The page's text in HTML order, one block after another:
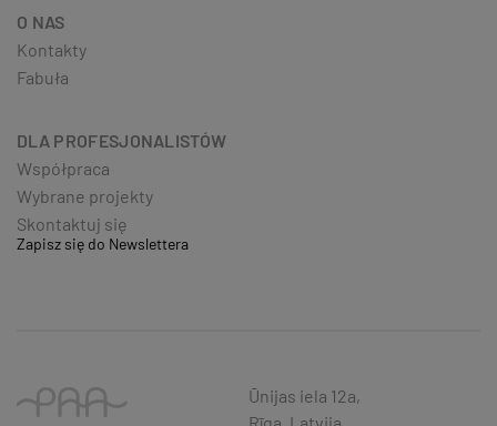
O NAS
Kontakty
Fabuła
DLA PROFESJONALISTÓW
Współpraca
Wybrane projekty
Skontaktuj się
Zapisz się do Newslettera
Ūnijas iela 12a,
Rīga, Latvija